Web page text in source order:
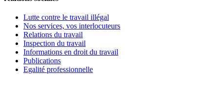
Lutte contre le travail illégal
Nos services, vos interlocuteurs
Relations du travail
Inspection du travail
Informations en droit du travail
Publications
Egalité professionnelle